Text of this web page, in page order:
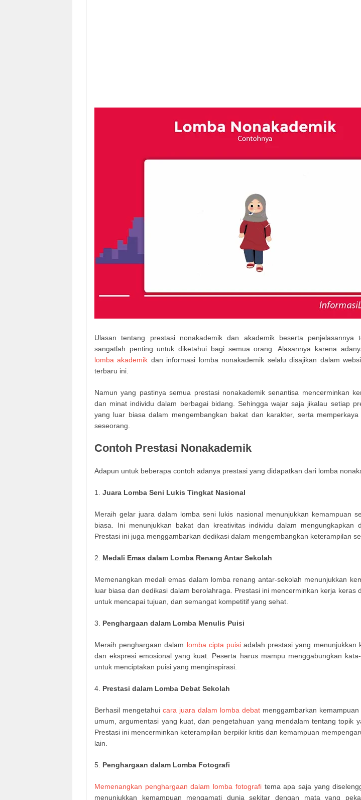
Ulasan tentang prestasi nonakademik dan akademik beserta penjelasannya
sangatlah penting untuk diketahui bagi semua orang. Alasannya karena
lomba akademik dan informasi lomba nonakademik selalu disajikan dalam
terbaru ini.
Namun yang pastinya semua prestasi nonakademik senantisa mencerminkan
dan minat individu dalam berbagai bidang. Sehingga wajar saja jikalau setiap
yang luar biasa dalam mengembangkan bakat dan karakter, serta
seseorang.
Contoh Prestasi Nonakademik
Adapun untuk beberapa contoh adanya prestasi yang didapatkan dari lomba
1. Juara Lomba Seni Lukis Tingkat Nasional
Meraih gelar juara dalam lomba seni lukis nasional menunjukkan kemampuan
biasa. Ini menunjukkan bakat dan kreativitas individu dalam mengungkapkan
Prestasi ini juga menggambarkan dedikasi dalam mengembangkan keterampilan
2. Medali Emas dalam Lomba Renang Antar Sekolah
Memenangkan medali emas dalam lomba renang antar-sekolah menunjukkan
luar biasa dan dedikasi dalam berolahraga. Prestasi ini mencerminkan kerja keras
untuk mencapai tujuan, dan semangat kompetitif yang sehat.
3. Penghargaan dalam Lomba Menulis Puisi
Meraih penghargaan dalam lomba cipta puisiadalah prestasi yang menunjukkan
dan ekspresi emosional yang kuat. Peserta harus mampu menggabungkan
untuk menciptakan puisi yang menginspirasi.
4. Prestasi dalam Lomba Debat Sekolah
Berhasil mengetahui cara juara dalam lomba debat menggambarkan
umum, argumentasi yang kuat, dan pengetahuan yang mendalam tentang topik
Prestasi ini mencerminkan keterampilan berpikir kritis dan kemampuan
lain.
5. Penghargaan dalam Lomba Fotografi
Memenangkan penghargaan dalam lomba fotografitema apa saja yang
menunjukkan kemampuan mengamati dunia sekitar dengan mata yang